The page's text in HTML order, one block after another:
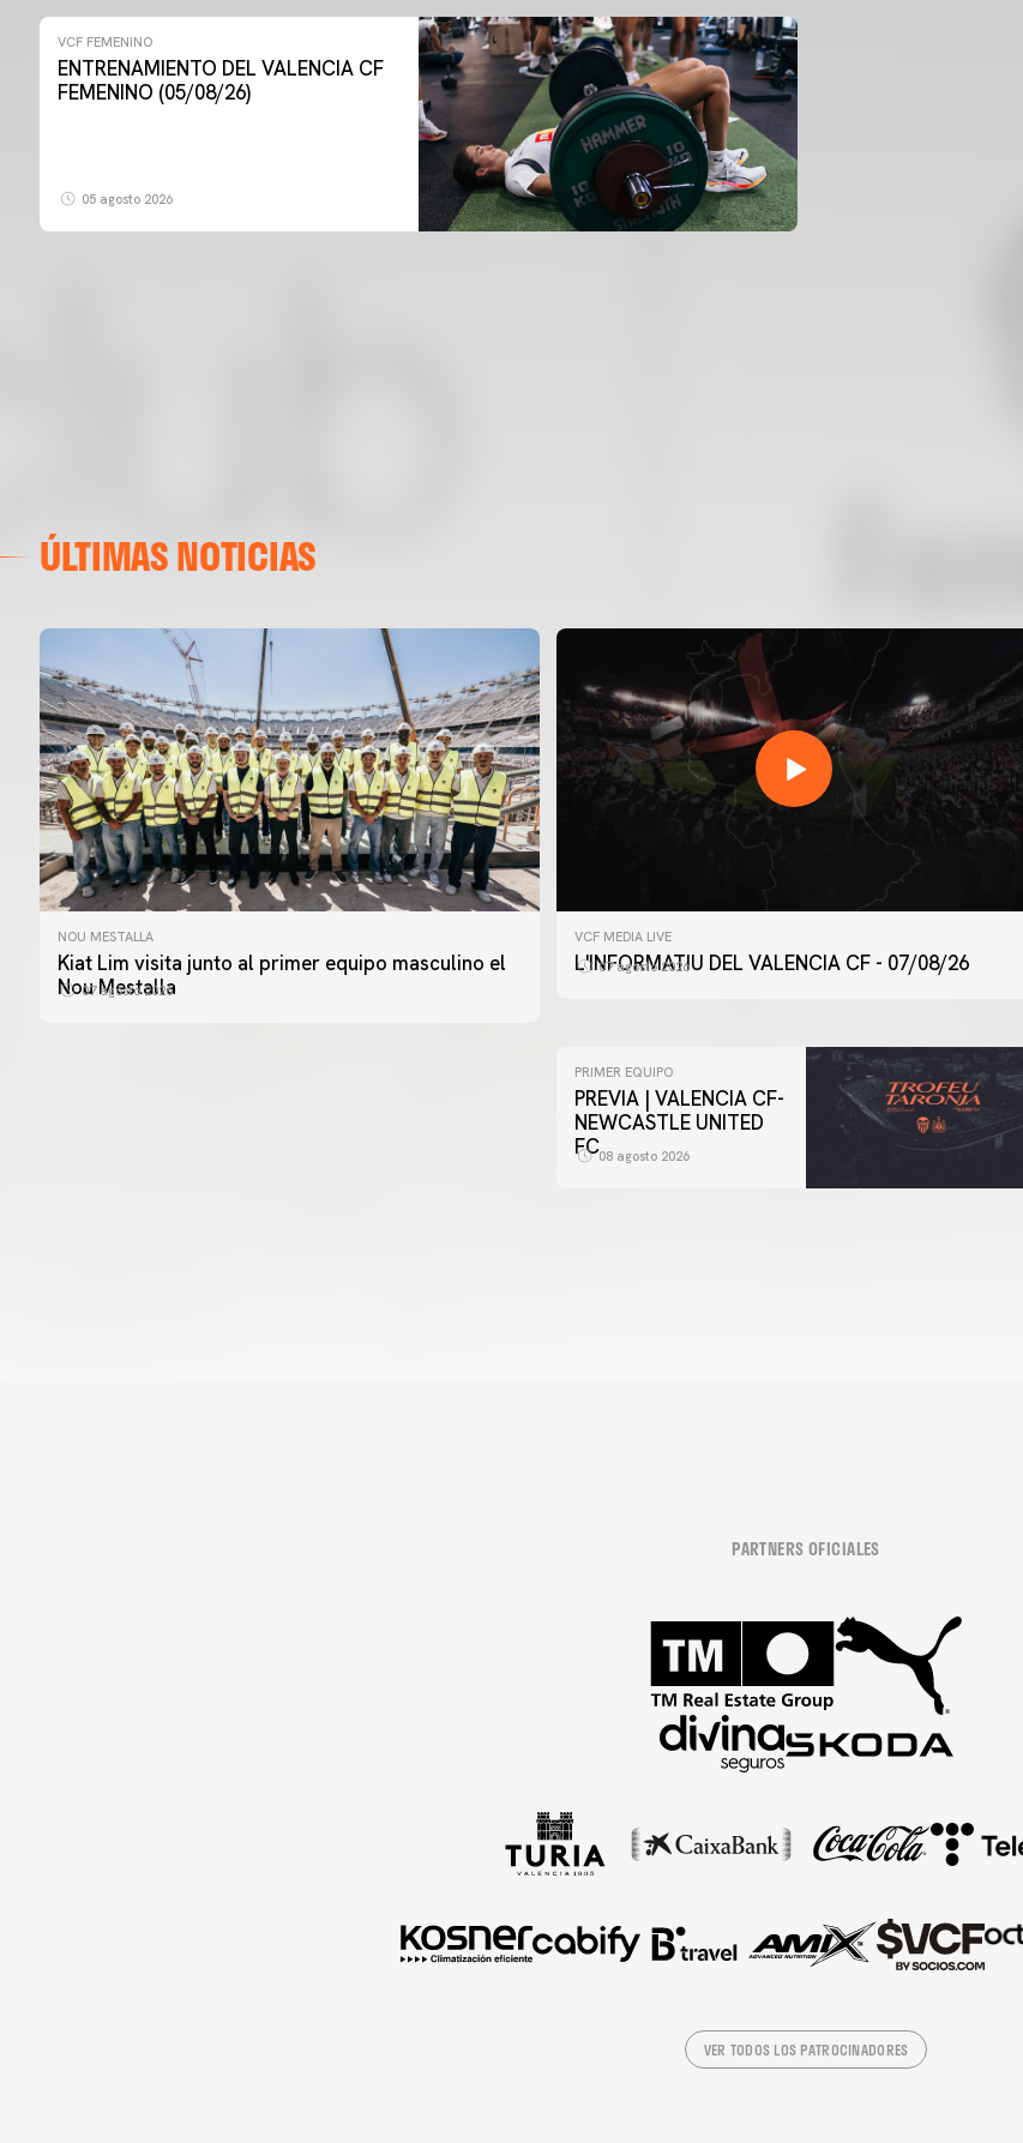
VCF FEMENINO
ENTRENAMIENTO DEL VALENCIA CF
FEMENINO (05/08/26)
05 agosto 2026
ÚLTIMAS NOTICIAS
NOU MESTALLA
Kiat Lim visita junto al primer equipo masculino el
Nou Mestalla
07 agosto 2026
VCF MEDIA LIVE
L'INFORMATIU DEL VALENCIA CF - 07/08/26
07 agosto 2026
PRIMER EQUIPO
ENTRENAMIENTO DEL VALENCIA CF 7/8/2026
PRIMER EQUIPO
PREVIA | VALENCIA CF-
NEWCASTLE UNITED
FC08 agosto 2026
PARTNERS OFICIALES
VER TODOS LOS PATROCINADORES